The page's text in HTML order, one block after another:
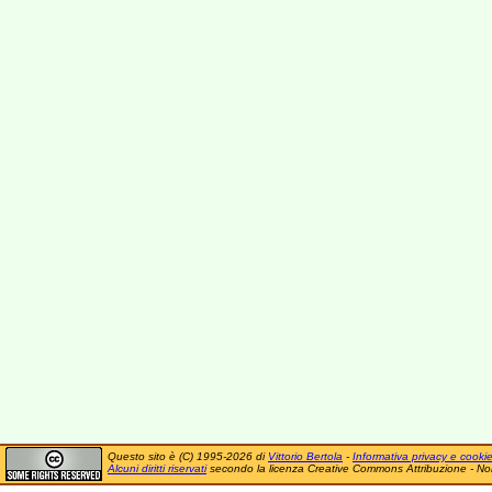
Questo sito è (C) 1995-2026 di Vittorio Bertola - Informativa privacy e cookie
Alcuni diritti riservatisecondo la licenza Creative Commons Attribuzione -